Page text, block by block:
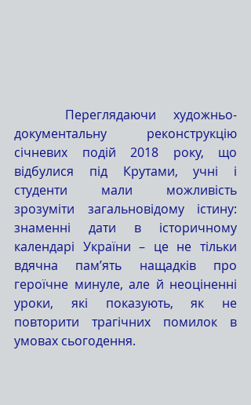
документальну реконструкцію
січневих подій 2018 року, що
відбулися під Крутами, учні і
студенти мали можливість
зрозуміти загальновідому істину:
знаменні дати в історичному
календарі України – це не тільки
вдячна пам’ять нащадків про
героїчне минуле, але й неоціненні
уроки, які показують, як не
повторити трагічних помилок в
умовах сьогодення.